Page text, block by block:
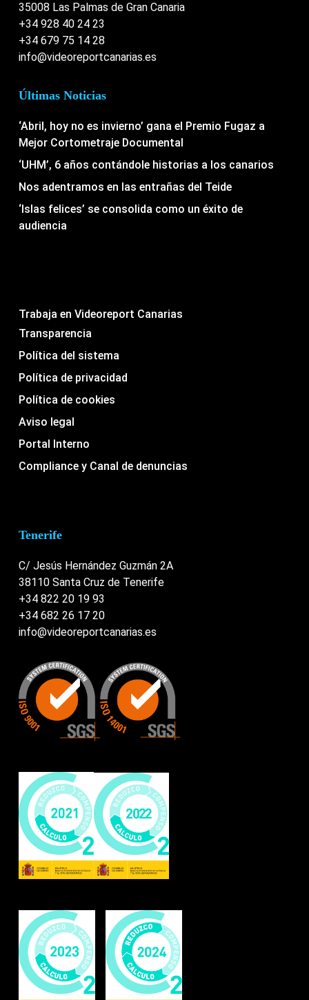
35008 Las Palmas de Gran Canaria
+34 928 40 24 23
+34 679 75 14 28
info@videoreportcanarias.es
Últimas Noticias
‘Abril, hoy no es invierno’ gana el Premio Fugaz a
Mejor Cortometraje Documental
‘UHM’, 6 años contándole historias a los canarios
Nos adentramos en las entrañas del Teide
‘Islas felices’ se consolida como un éxito de
audiencia
Trabaja en Videoreport Canarias
Transparencia
Política del sistema
Política de privacidad
Política de cookies
Aviso legal
Portal Interno
Compliance y Canal de denuncias
Tenerife
C/ Jesús Hernández Guzmán 2A
38110 Santa Cruz de Tenerife
+34 822 20 19 93
+34 682 26 17 20
info@videoreportcanarias.es